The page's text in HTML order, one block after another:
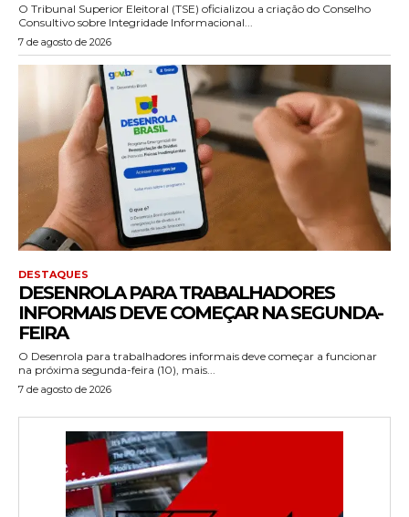
O Tribunal Superior Eleitoral (TSE) oficializou a criação do Conselho
Consultivo sobre Integridade Informacional...
7 de agosto de 2026
DESTAQUES
DESENROLA PARA TRABALHADORES
INFORMAIS DEVE COMEÇAR NA SEGUNDA-
FEIRA
O Desenrola para trabalhadores informais deve começar a funcionar
na próxima segunda-feira (10), mais...
7 de agosto de 2026